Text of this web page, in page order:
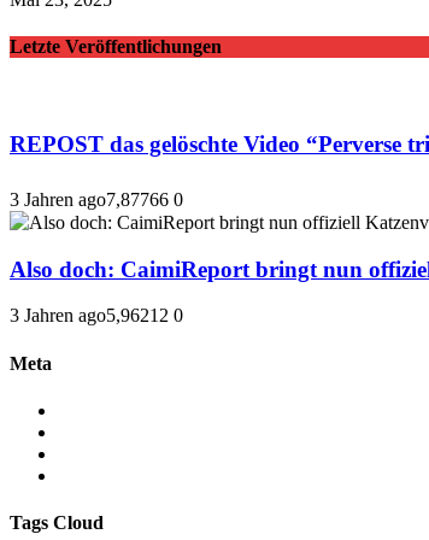
Letzte Veröffentlichungen
REPOST das gelöschte Video
3 Jahren ago7,87766 0
Also doch: CaimiReport bringt nun
3 Jahren ago5,96212 0
Meta
Tags Cloud